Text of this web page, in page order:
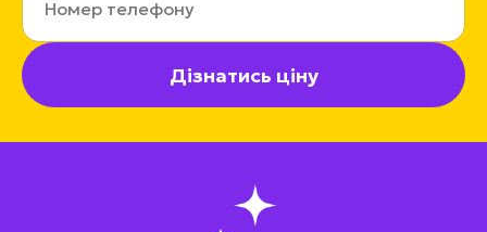
Дізнатись ціну